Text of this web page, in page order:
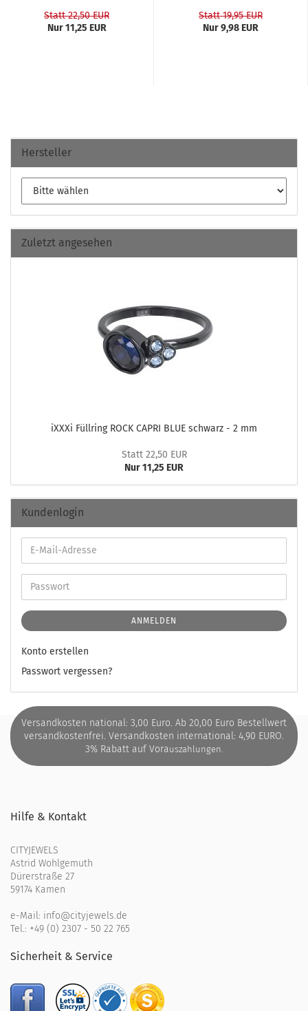
Statt 22,50 EUR
Nur 11,25 EUR
Statt 19,95 EUR
Nur 9,98 EUR
Hersteller
Zuletzt angesehen
iXXXi Füll­ring ROCK CAPRI BLUE schwarz - 2 mm
Statt 22,50 EUR
Nur 11,25 EUR
Kundenlogin
ANMELDEN
Konto erstellen
Passwort vergessen?
Versandkosten national: 3,00 Euro. Ab 20,00 Euro Bestellwert
versandkostenfrei. Versandkosten international: 4,90 EURO.
3% Rabatt auf Vorauszahlungen.
Hilfe & Kontakt
CITYJEWELS
Astrid Wohlgemuth
Dürerstraße 27
59174 Kamen
e-Mail: info@cityjewels.de
Tel.: +49 (0) 2307 - 50 22 765
Sicherheit & Service